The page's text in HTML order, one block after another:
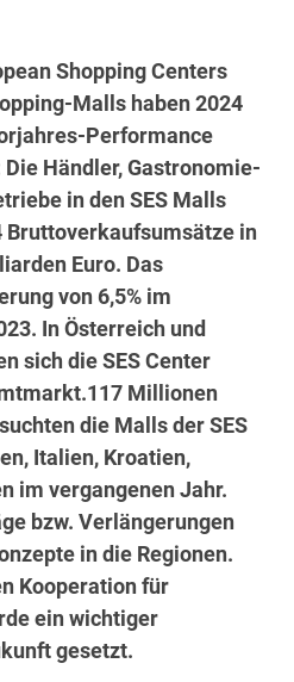
Shopping Centers
Malls haben 2024
Performance
Die Händler, Gastronomie-
in den SES Malls
in
Euro. Das
von 6,5% im
In Österreich und
sich die SES Center
117 Millionen
die Malls der SES
Italien, Kroatien,
im vergangenen Jahr.
bzw. Verlängerungen
in die Regionen.
Kooperation für
ein wichtiger
gesetzt.